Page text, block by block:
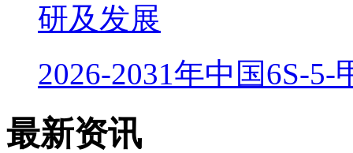
研及发展
2026-2031年中国6S-5-
最新资讯